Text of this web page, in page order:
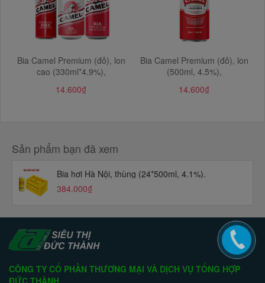
​​​​​​​Bia Camel Premium (đỏ), lon
cao (330ml*4.9%),
14.600₫
Bia Camel Premium (đỏ), lon
(500ml, 4.5%),
14.600₫
Sản phẩm bạn đã xem
Bia hơi Hà Nội, thùng (24*500ml, 4.1%).
384.000₫
CÔNG TY CỔ PHẦN THƯƠNG MẠI VÀ DỊCH VỤ TỔNG HỢP
ĐỨC THÀNH